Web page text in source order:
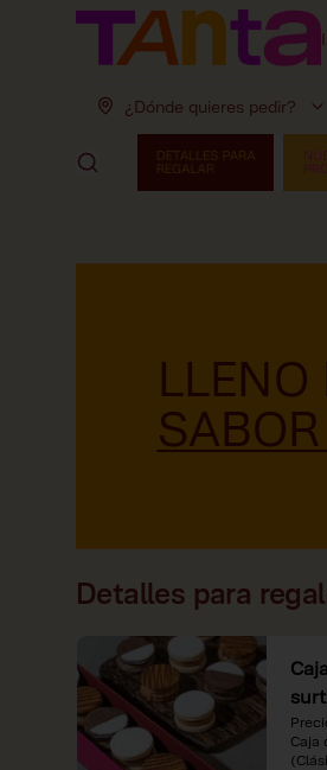
¿Dónde quieres pedir?
Detalles para
Caja